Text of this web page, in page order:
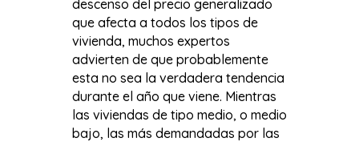
descenso del precio generalizado
que afecta a todos los tipos de
vivienda, muchos expertos
advierten de que probablemente
esta no sea la verdadera tendencia
durante el año que viene. Mientras
las viviendas de tipo medio, o medio
bajo, las más demandadas por las